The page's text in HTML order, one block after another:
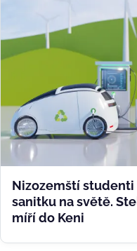
Nizozemští
sanitku na světě.
míří do Keni